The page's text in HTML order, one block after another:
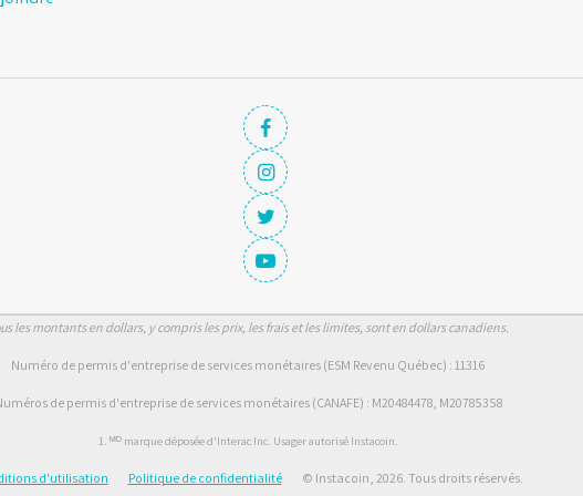
les montants en dollars, y compris les prix, les frais et les limites, sont en dollars canadiens.
Numéro de permis d'entreprise de services monétaires (ESM Revenu Québec) : 11316
de permis d'entreprise de services monétaires (CANAFE) : M20484478, M20785358
1. ᴹᴰ marque déposée d'Interac Inc. Usager autorisé Instacoin.
d'utilisation Politique de confidentialité © Instacoin, 2026. Tous droits réservés.